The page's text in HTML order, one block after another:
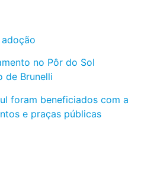
no Pôr do Sol
de Brunelli
foram beneficiados com a
e praças públicas